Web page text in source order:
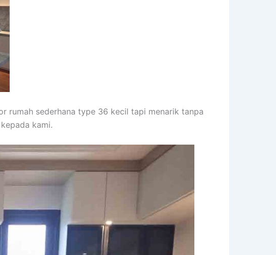
rumah sederhana type 36 kecil tapi menarik tanpa
kami.